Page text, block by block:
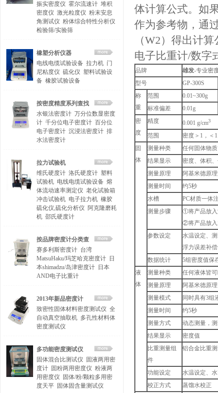
振实密度仪 霍尔流速计 堆积
密度仪 激光粒度仪 粉末安息
角测试仪 粉体综合特性分析仪
检验筛/实验筛
橡塑分析仪器
电线电缆试验设备 拉力机 门
尼粘度仪 硫化仪 塑料试验设
备 橡胶试验设备
按密度精度系列查找
水银法密度计 万分位数显密度
计 千分位电子密度计 百分位
电子密度计 沉浸法密度计 排
水法密度计
拉力试验机
维氏硬度计 洛氏硬度计 塑料
试验机 电线电缆试验设备 熔
体流动速率测定仪 老化试验箱
冲击试验机 电子拉力机 橡胶
硫化仪,硫化分析仪 阿克隆磨耗
机 邵氏硬度计
按品牌密度计分类查
找
赛多利斯密度计 台湾
MatsuHaku/玛芝哈克密度计 日
本shimadzu/岛津密度计 日本
AND电子比重计
2013年新品密度计
致密性固体材料密度测试仪 全
自动真空抽取机 多孔性材料体
密度测试仪
多功能密度测试仪
固体混合比测试仪
固液两用密
度计 固粉两用密度仪 粉液两
用密度仪
固体/粉/颗粒多用密
度天平 固体固含量测试仪
体计算公式。如
作为参考物，通
（W2）得出计
电子比重计/数字
品牌 雄发-专业密
型号
GP-300S
称
重
范围
0.01~300g
标准偏差
0.01g
密
度
精度 0.001 g/cm3
范围
密度＞1，＜
固
体
测量种类
任何固体物
结果显示
密度、体积
测量原理
阿基米德原
测量时间
约5秒
水槽
PC材质一体
测量步骤
①将产品放入
②将产品放入
参数设定
水温设定、
浮力误差补
数据统计
5组密度值保
液
体
测量种类
任何液体皆
测量原理
阿基米德原理
测量模式
同时具有3组
测量时间
约5秒
测量方式
动态测量，
结果显示
密度值
比重测量组
件
铝合金比重
功能设定
水温设定、
校正方式
蒸馏水校正